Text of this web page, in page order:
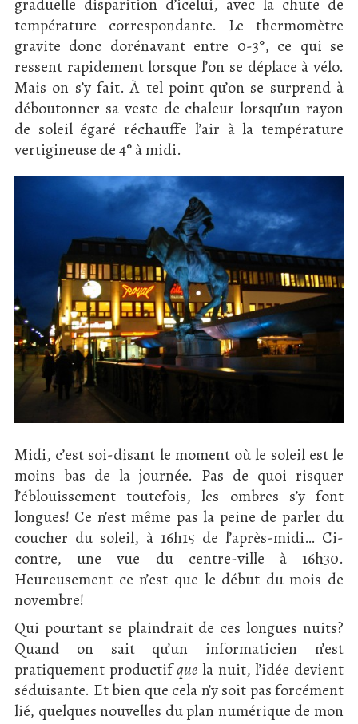
graduelle disparition d’icelui, avec la chute de
température correspondante. Le thermomètre
gravite donc dorénavant entre 0-3°, ce qui se
ressent rapidement lorsque l’on se déplace à vélo.
Mais on s’y fait. À tel point qu’on se surprend à
déboutonner sa veste de chaleur lorsqu’un rayon
de soleil égaré réchauffe l’air à la température
vertigineuse de 4° à midi.
Midi, c’est soi-disant le moment où le soleil est le
moins bas de la journée. Pas de quoi risquer
l’éblouissement toutefois, les ombres s’y font
longues! Ce n’est même pas la peine de parler du
coucher du soleil, à 16h15 de l’après-midi… Ci-
contre, une vue du centre-ville à 16h30.
Heureusement ce n’est que le début du mois de
novembre!
Qui pourtant se plaindrait de ces longues nuits?
Quand on sait qu’un informaticien n’est
pratiquement productifque la nuit, l’idée devient
séduisante. Et bien que cela n’y soit pas forcément
lié, quelques nouvelles du plan numérique de mon